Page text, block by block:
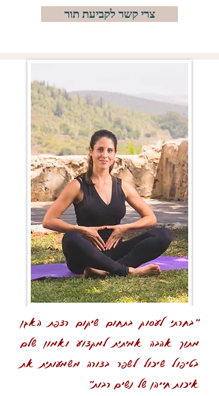
צרי קשר לקביעת תור
"בחרתי לעסוק בתחום שיקום רצפת האגן
מתוך אהבה אמיתית למקצוע ואמון שלם
בטיפול שיכול לשפר בצורה משמעותית את
איכות חייהן של נשים רבות"